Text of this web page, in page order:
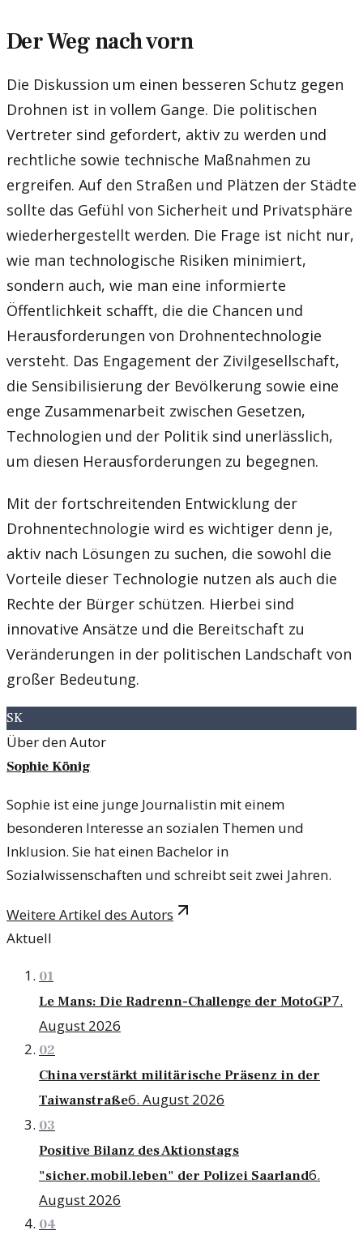
Der Weg nach vorn
Die Diskussion um einen besseren Schutz gegen
Drohnen ist in vollem Gange. Die politischen
Vertreter sind gefordert, aktiv zu werden und
rechtliche sowie technische Maßnahmen zu
ergreifen. Auf den Straßen und Plätzen der Städte
sollte das Gefühl von Sicherheit und Privatsphäre
wiederhergestellt werden. Die Frage ist nicht nur,
wie man technologische Risiken minimiert,
sondern auch, wie man eine informierte
Öffentlichkeit schafft, die die Chancen und
Herausforderungen von Drohnentechnologie
versteht. Das Engagement der Zivilgesellschaft,
die Sensibilisierung der Bevölkerung sowie eine
enge Zusammenarbeit zwischen Gesetzen,
Technologien und der Politik sind unerlässlich,
um diesen Herausforderungen zu begegnen.
Mit der fortschreitenden Entwicklung der
Drohnentechnologie wird es wichtiger denn je,
aktiv nach Lösungen zu suchen, die sowohl die
Vorteile dieser Technologie nutzen als auch die
Rechte der Bürger schützen. Hierbei sind
innovative Ansätze und die Bereitschaft zu
Veränderungen in der politischen Landschaft von
großer Bedeutung.
SK
Über den Autor
Sophie König
Sophie ist eine junge Journalistin mit einem
besonderen Interesse an sozialen Themen und
Inklusion. Sie hat einen Bachelor in
Sozialwissenschaften und schreibt seit zwei Jahren.
Weitere Artikel des Autors
Aktuell
01
Le Mans: Die Radrenn-Challenge der MotoGP7.
August 2026
02
China verstärkt militärische Präsenz in der
Taiwanstraße6. August 2026
03
Positive Bilanz des Aktionstags
"sicher.mobil.leben" der Polizei Saarland6.
August 2026
04